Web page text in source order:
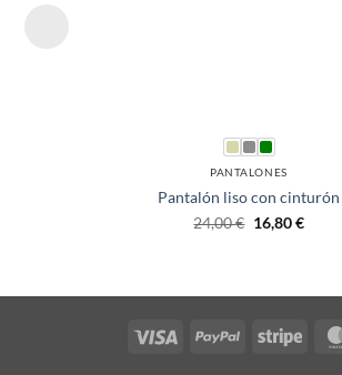
PANTALONES
Pantalón liso con cinturón
24,00€ 16,80€
Visa PayPal Stripe